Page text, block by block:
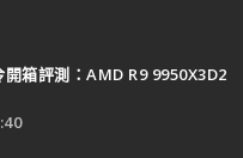
箱評測：AMD R9 9950X3D2